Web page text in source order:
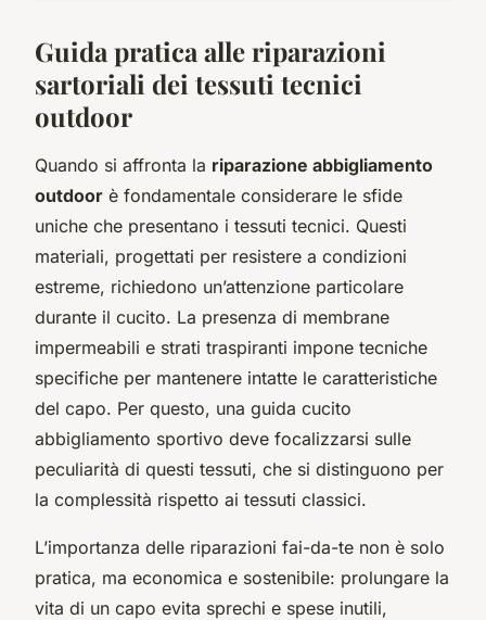
Guida pratica alle riparazioni
sartoriali dei tessuti tecnici
outdoor
Quando si affronta la riparazione abbigliamento
outdoor è fondamentale considerare le sfide
uniche che presentano i tessuti tecnici. Questi
materiali, progettati per resistere a condizioni
estreme, richiedono un’attenzione particolare
durante il cucito. La presenza di membrane
impermeabili e strati traspiranti impone tecniche
specifiche per mantenere intatte le caratteristiche
del capo. Per questo, una guida cucito
abbigliamento sportivo deve focalizzarsi sulle
peculiarità di questi tessuti, che si distinguono per
la complessità rispetto ai tessuti classici.
L’importanza delle riparazioni fai-da-te non è solo
pratica, ma economica e sostenibile: prolungare la
vita di un capo evita sprechi e spese inutili,